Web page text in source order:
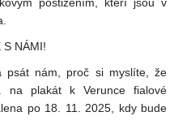
S NÁMI!
psát nám, proč si myslíte, že
na plakát k Verunce fialové
po 18. 11. 2025, kdy bude